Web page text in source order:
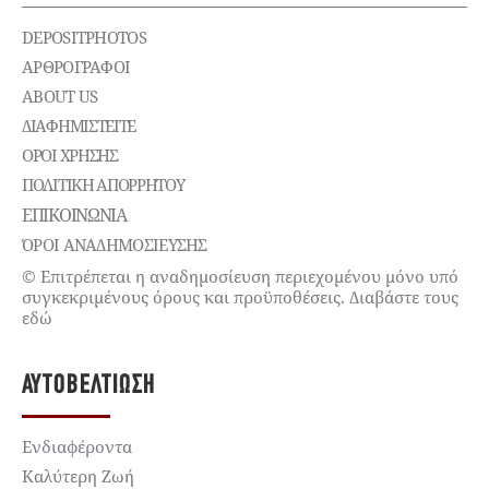
DEPOSITPHOTOS
ΑΡΘΡΟΓΡΑΦΟΙ
ABOUT US
ΔΙΑΦΗΜΙΣΤΕΊΤΕ
ΌΡΟΙ ΧΡΉΣΗΣ
ΠΟΛΙΤΙΚΉ ΑΠΟΡΡΉΤΟΥ
ΕΠΙΚΟΙΝΩΝΊΑ
ΌΡΟΙ ΑΝΑΔΗΜΟΣΙΕΥΣΗΣ
© Επιτρέπεται η αναδημοσίευση περιεχομένου μόνο υπό
συγκεκριμένους όρους και προϋποθέσεις. Διαβάστε τους
εδώ
ΑΥΤΟΒΕΛΤΊΩΣΗ
Ενδιαφέροντα
Καλύτερη Ζωή